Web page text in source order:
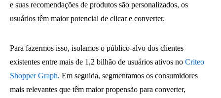
e suas recomendações de produtos são personalizados, os
usuários têm maior potencial de clicar e converter.
Para fazermos isso, isolamos o público-alvo dos clientes
existentes entre mais de 1,2 bilhão de usuários ativos no Criteo
Shopper Graph. Em seguida, segmentamos os consumidores
mais relevantes que têm maior propensão para converter,